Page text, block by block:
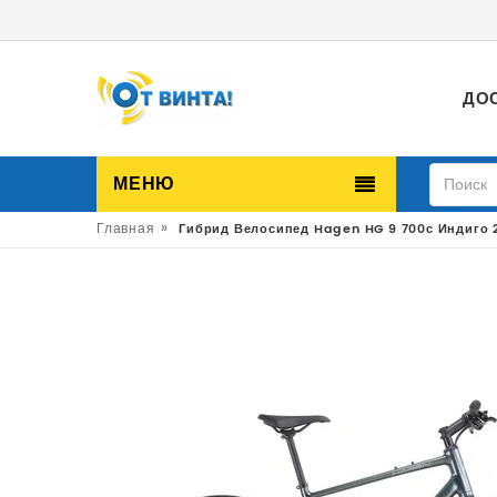
МЕНЮ
Главная » Гибрид Велосипед Hagen HG 9 700с Индиго